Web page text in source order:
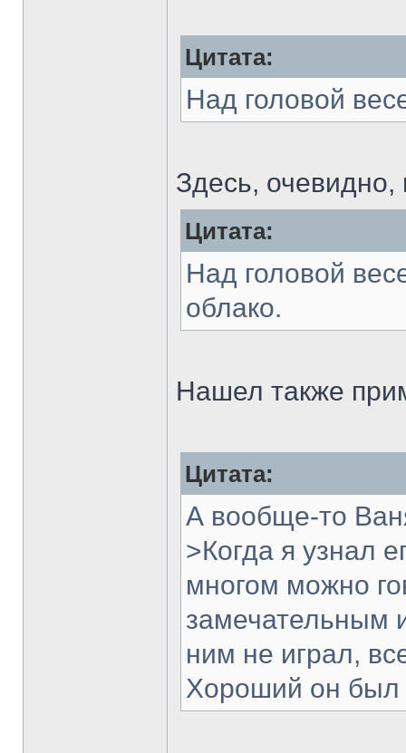
Цитата:
Над головой
Здесь,
Цитата:
Над головой
облако.
Нашел также
Цитата:
А вообще-то
>Когда я узнал
многом можно
замечательным
ним не играл,
Хороший он был